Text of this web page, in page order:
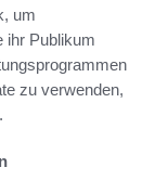
um
ihr Publikum
zu verwenden,